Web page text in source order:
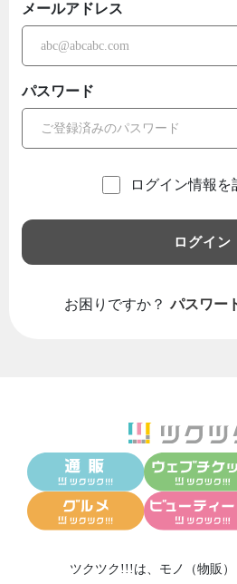
メールアドレス
パスワード
ログイン情報を
ログイン
お困りですか？ パスワー
ツクツク!!!は、 モノ（物販）